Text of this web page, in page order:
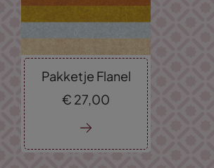
Pakketje Flanel
€ 27,00